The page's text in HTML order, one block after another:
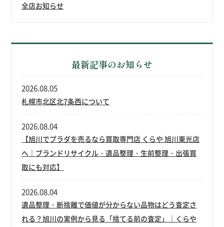
全店お知らせ
最新記事のお知らせ
札幌市北区北7条西について
2026.08.05
【旭川でプラダを売るなら買取専門店 くらや 旭川東光店
へ｜ブランドリサイクル・遺品整理・生前整理・出張買
取にも対応】
2026.08.04
遺品整理・断捨離で価値が分からない品物はどう査定さ
れる？旭川の実例から見る「捨てる前の査定」｜くらや
2026.08.04